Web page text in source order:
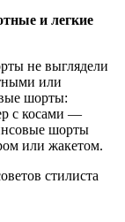
и легкие
не выглядели
или
шорты:
с косами —
шорты
или жакетом.